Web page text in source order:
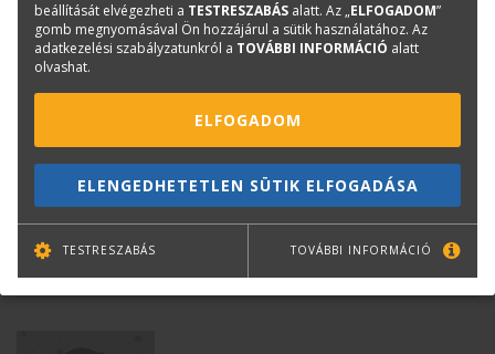
Gáspár Levente
Okl. épületgépész mérnök, adattárfejlesztési vezető
+36 20 929 4619
beállítását elvégezheti a TESTRESZABÁS alatt. Az „ELFOGADOM”
gomb megnyomásával Ön hozzájárul a sütik használatához. Az
adatkezelési szabályzatunkról a TOVÁBBI INFORMÁCIÓ alatt
olvashat.
ELFOGADOM
ELENGEDHETETLEN SÜTIK ELFOGADÁSA
TESTRESZABÁS TOVÁBBI INFORMÁCIÓ